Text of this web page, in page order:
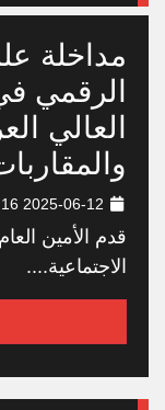
مداخلة
الرقمي
العالي
قدم الأمين
الاجتماعية....